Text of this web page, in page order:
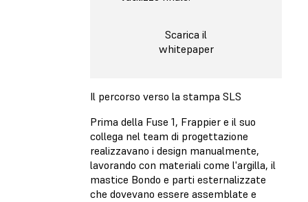
Scarica il
whitepaper
Il percorso verso la stampa SLS
Prima della Fuse 1, Frappier e il suo
collega nel team di progettazione
realizzavano i design manualmente,
lavorando con materiali come l'argilla, il
mastice Bondo e parti esternalizzate
che dovevano essere assemblate e